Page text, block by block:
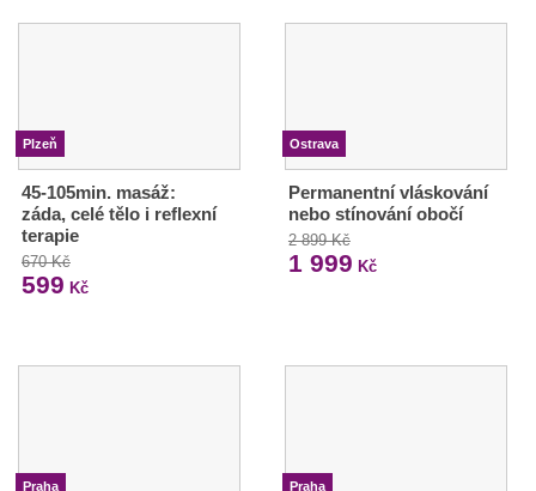
Plzeň
45-105min. masáž:
záda, celé tělo i reflexní
terapie
670 Kč
599 Kč
Ostrava
Permanentní vláskování
nebo stínování obočí
2 899 Kč
1 999 Kč
Praha Praha